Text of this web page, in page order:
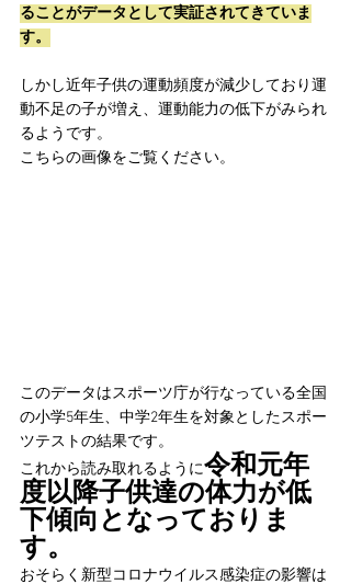
ることがデータとして実証されてきていま
す。
しかし近年子供の運動頻度が減少しており運
動不足の子が増え、運動能力の低下がみられ
るようです。
こちらの画像をご覧ください。
このデータはスポーツ庁が行なっている全国
の小学5年生、中学2年生を対象としたスポー
ツテストの結果です。
これから読み取れるように令和元年
度以降子供達の体力が低
下傾向となっておりま
す。
おそらく新型コロナウイルス感染症の影響は